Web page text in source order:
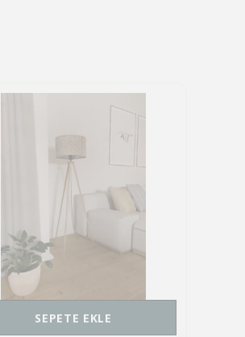
SEPETE EKLE